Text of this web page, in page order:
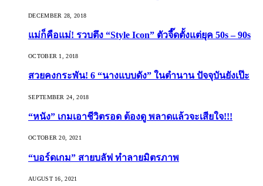
DECEMBER 28, 2018
แม่ก็คือแม่! รวบตึง “Style Icon” ตัวจี๊ดตั้งแต่ยุค 50s – 90s
OCTOBER 1, 2018
สวยคงกระพัน! 6 “นางแบบดัง” ในตำนาน ปัจจุบันยังเป๊ะ
SEPTEMBER 24, 2018
“หนัง” เกมเอาชีวิตรอด ต้องดู พลาดแล้วจะเสียใจ!!!
OCTOBER 20, 2021
“บอร์ดเกม” สายบลัฟ ทำลายมิตรภาพ
AUGUST 16, 2021